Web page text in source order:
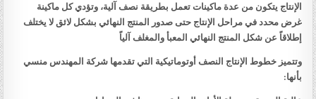
الإنتاج يتكون من عدة ماكينات تعمل بطريقة نصف آلية، وتؤدي كل ماكينة
غرض محدد في مراحل الإنتاج حتى صدور المنتج النهائي بشكل لائق لا يختلف
إطلاقاً عن شكل المنتج النهائي المعبأ والمغلف آلياً
وتتميز خطوط الإنتاج النصف أوتوماتيكية التي تقدمها شركة المهندس منسي
بأنها: